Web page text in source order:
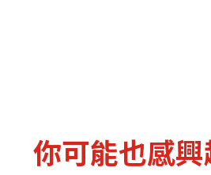
你可能也感